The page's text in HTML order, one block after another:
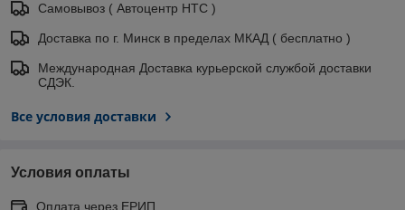
Самовывоз ( Автоцентр НТС )
Доставка по г. Минск в пределах МКАД ( бесплатно )
Международная Доставка курьерской службой доставки
СДЭК.
Все условия доставки
Условия оплаты
Оплата через ЕРИП